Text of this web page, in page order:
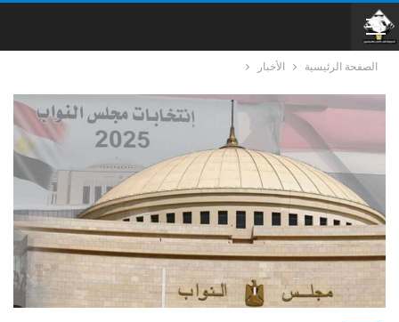
الصفحة الرئيسية الأخبار